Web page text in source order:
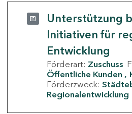
Unterstützung
Initiativen für
Entwicklung
Förderart: Zuschuss
Öffentliche Kunden
Förderzweck:
Regionalentwicklung